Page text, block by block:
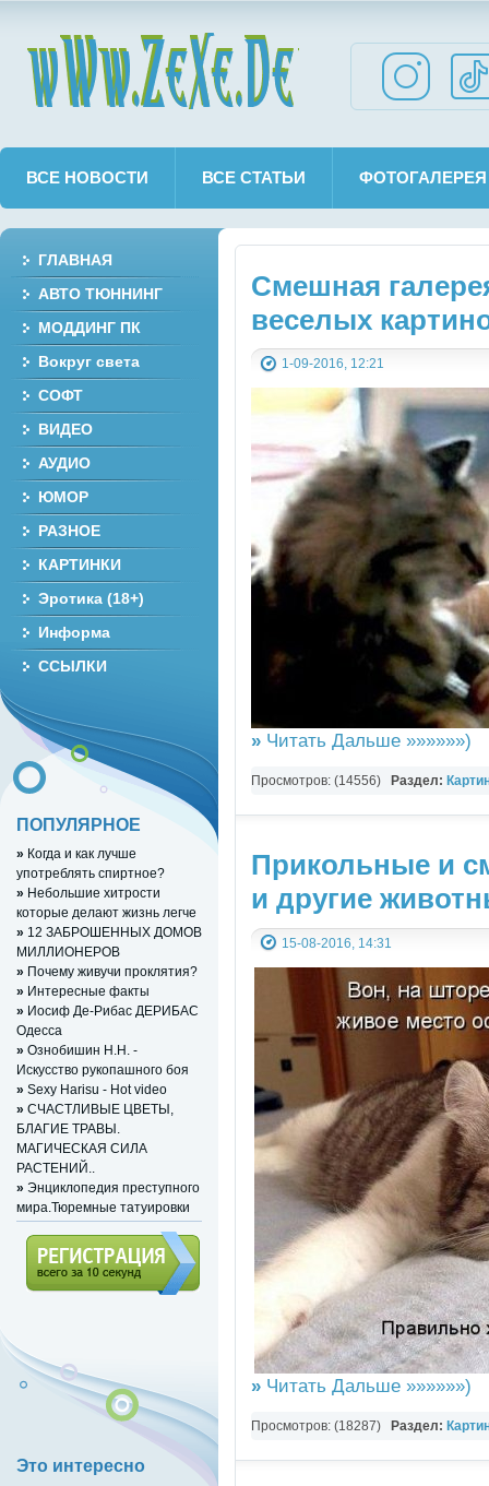
ВСЕ НОВОСТИ ВСЕ СТАТЬИ ФОТОГАЛЕРЕЯ
Смешная
веселых
1-09-2016, 12:21
» Читать Дальше »»»»»»)
Просмотров: (14556) Раздел:
Прикольные и
и другие
15-08-2016, 14:31
» Читать Дальше »»»»»»)
Просмотров: (18287) Раздел:
ГЛАВНАЯ
АВТО ТЮННИНГ
МОДДИНГ ПК
Вокруг света
СОФТ
ВИДЕО
АУДИО
ЮМОР
РАЗНОЕ
КАРТИНКИ
Эротика (18+)
Информа
ССЫЛКИ
ПОПУЛЯРНОЕ
» Когда и как лучше
употреблять спиртное?
» Небольшие хитрости
которые делают жизнь легче
» 12 ЗАБРОШЕННЫХ ДОМОВ
МИЛЛИОНЕРОВ
» Почему живучи проклятия?
» Интересные факты
» Иосиф Де-Рибас ДЕРИБАС
Одесса
» Ознобишин Н.Н. -
Искусство рукопашного боя
» Sexy Harisu - Hot video
» СЧАСТЛИВЫЕ ЦВЕТЫ,
БЛАГИЕ ТРАВЫ.
МАГИЧЕСКАЯ СИЛА
РАСТЕНИЙ..
» Энциклопедия преступного
мира.Тюремные татуировки
Это интересно